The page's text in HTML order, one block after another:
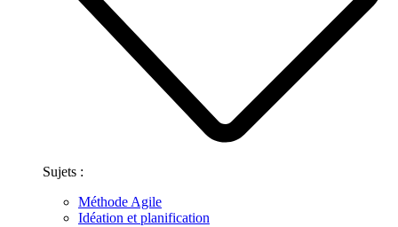
Sujets :
Méthode Agile
Idéation et planification